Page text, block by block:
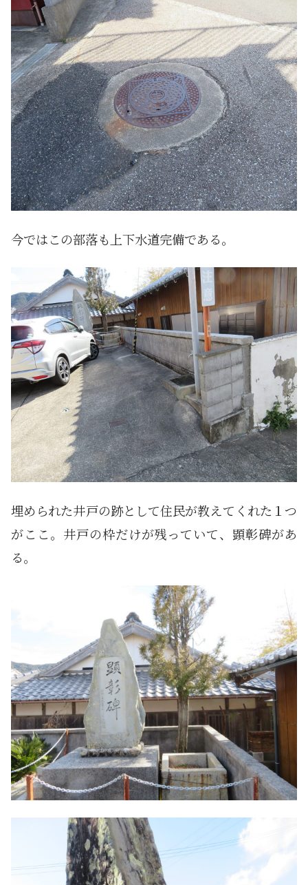
今ではこの部落も上下水道完備である。
埋められた井戸の跡として住民が教えてくれた１つ
がここ。井戸の枠だけが残っていて、顕彰碑があ
る。